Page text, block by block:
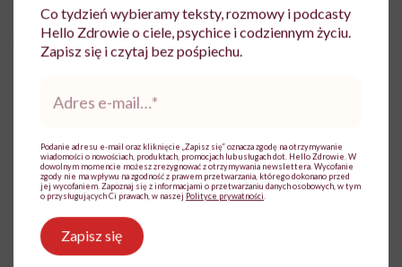
Udostępnij
Powiązane tematy:
cukier fruktozowy Miód
i
Treści zawarte w serwisie mają wyłącznie
charakter informacyjny i nie stanowią porady
Co tydzień wybieramy teksty, rozmowy i podcasty
Hello Zdrowie o ciele, psychice i codziennym życiu.
Zapisz się i czytaj bez pośpiechu.
mail*
Podanie adresu e-mail oraz kliknięcie „Zapisz się” oznacza zgodę na otrzymywanie
wiadomości o nowościach, produktach, promocjach lub usługach dot. Hello Zdrowie. W
dowolnym momencie możesz zrezygnować z otrzymywania newslettera. Wycofanie
zgody nie ma wpływu na zgodność z prawem przetwarzania, którego dokonano przed
jej wycofaniem. Zapoznaj się z informacjami o przetwarzaniu danych osobowych, w tym
o przysługujących Ci prawach, w naszej Polityce prywatności
Zapisz się